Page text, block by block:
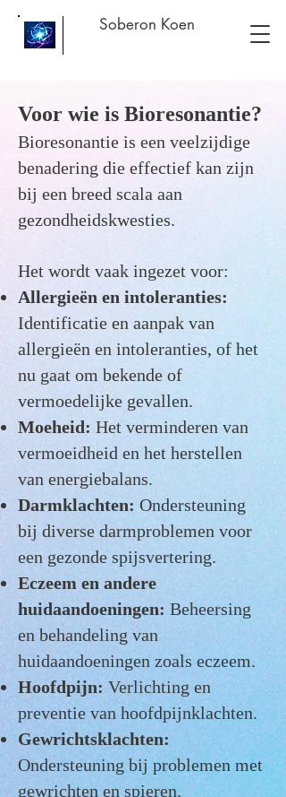
Soberon Koen
Voor wie is Bioresonantie?
Bioresonantie is een veelzijdige
benadering die effectief kan zijn
bij een breed scala aan
gezondheidskwesties.
Het wordt vaak ingezet voor:
Allergieën en intoleranties:
Identificatie en aanpak van
allergieën en intoleranties, of het
nu gaat om bekende of
vermoedelijke gevallen.
Moeheid: Het verminderen van
vermoeidheid en het herstellen
van energiebalans.
Darmklachten: Ondersteuning
bij diverse darmproblemen voor
een gezonde spijsvertering.
Eczeem en andere
huidaandoeningen: Beheersing
en behandeling van
huidaandoeningen zoals eczeem.
Hoofdpijn: Verlichting en
preventie van hoofdpijnklachten.
Gewrichtsklachten:
Ondersteuning bij problemen met
gewrichten en spieren.